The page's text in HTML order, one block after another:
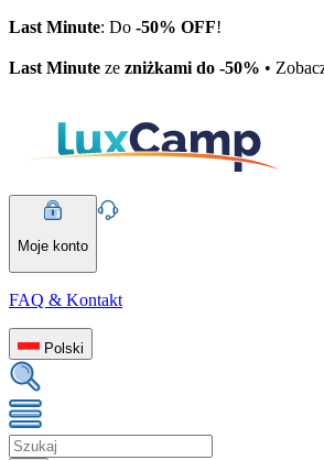
Last Minute: Do -50% OFF!
Last Minute ze zniżkami do -50% •
Moje konto
FAQ & Kontakt
Polski